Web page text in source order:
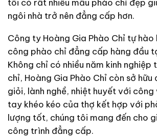
tôi có rất nhiều mẫu phào chỉ đẹp
ngôi nhà trở nên đẳng cấp hơn.
Công ty Hoàng Gia Phào Chỉ tự
công phào chỉ đẳng cấp hàng đầu
Không chỉ có nhiều năm kinh nghiệp
chỉ, Hoàng Gia Phào Chỉ còn sở
giỏi, lành nghề, nhiệt huyết với công
tay khéo kéo của thợ kết hợp với
lượng tốt, chúng tôi mang đến cho
công trình đẳng cấp.